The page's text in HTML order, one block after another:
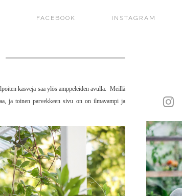
FACEBOOK INSTAGRAM
kasveja saa ylös amppeleiden avulla. Meillä
ja toinen parvekkeen sivu on on ilmavampi ja